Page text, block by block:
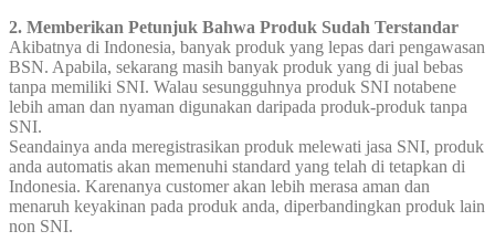
2. Memberikan Petunjuk Bahwa Produk Sudah Terstandar
Akibatnya di Indonesia, banyak produk yang lepas dari pengawasan
BSN. Apabila, sekarang masih banyak produk yang di jual bebas
tanpa memiliki SNI. Walau sesungguhnya produk SNI notabene
lebih aman dan nyaman digunakan daripada produk-produk tanpa
SNI.
Seandainya anda meregistrasikan produk melewati jasa SNI, produk
anda automatis akan memenuhi standard yang telah di tetapkan di
Indonesia. Karenanya customer akan lebih merasa aman dan
menaruh keyakinan pada produk anda, diperbandingkan produk lain
non SNI.